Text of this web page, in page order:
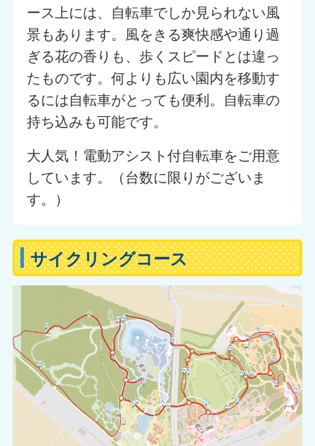
ース上には、自転車でしか見られない風
景もあります。風をきる爽快感や通り過
ぎる花の香りも、歩くスピードとは違っ
たものです。何よりも広い園内を移動す
るには自転車がとっても便利。自転車の
持ち込みも可能です。
大人気！電動アシスト付自転車をご用意
しています。（台数に限りがございま
す。）
サイクリングコース